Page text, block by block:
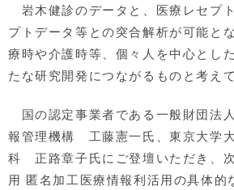
岩木健診のデータと、医療レセプ
プトデータ等との突合解析が可能と
療時や介護時等、個々人を中心とし
たな研究開発につながるものと考え
国の認定事業者である一般財団法
報管理機構 工藤憲一氏、東京大学
科 正路章子氏にご登壇いただき、
用 匿名加工医療情報利活用の具体的